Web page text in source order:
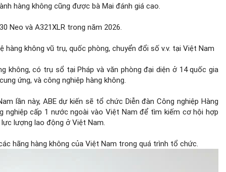
hàng không cũng được bà Mai đánh giá cao.
Neo và A321XLR trong năm 2026.
không vũ trụ, quốc phòng, chuyển đổi số v.v. tại Việt Nam
không, có trụ sổ tại Pháp và văn phòng đại diện ở 14 quốc gia
ứng, và công nghiệp hàng không.
lần này, ABE dự kiến sẽ tổ chức Diễn đàn Công nghiệp Hàng
cấp 1 nước ngoài vào Việt Nam để tìm kiếm cơ hội hợp
lượng lao động ở Việt Nam.
hãng hàng không của Việt Nam trong quá trình tổ chức.